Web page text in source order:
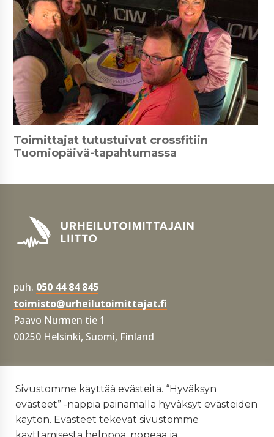
Toimittajat tutustuivat crossfitiin
Tuomiopäivä-tapahtumassa
puh. 050 44 84 845
toimisto@urheilutoimittajat.fi
Paavo Nurmen tie 1
00250 Helsinki, Suomi, Finland
Tietosuojaseloste
Yhdenvertaisuus- ja tasa-arvosuunnitelma
Sivustomme käyttää evästeitä. “Hyväksyn
evästeet” -nappia painamalla hyväksyt evästeiden
käytön. Evästeet tekevät sivustomme